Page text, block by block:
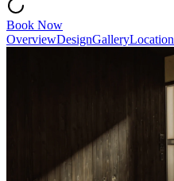
Book Now
OverviewDesignGalleryLocation